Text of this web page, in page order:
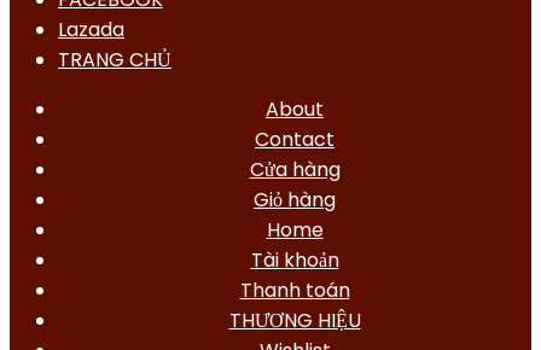
Lazada
TRANG CHỦ
About
Contact
Cửa hàng
Giỏ hàng
Home
Tài khoản
Thanh toán
THƯƠNG HIỆU